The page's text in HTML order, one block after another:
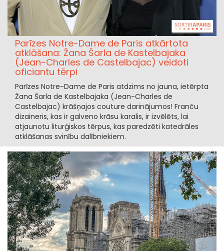
Parīzes Notre-Dame de Paris atkārtota
atklāšana: Žana Šarla de Kastelbajaka
(Jean-Charles de Castelbajac) veidoti
oficiantu tērpi
Parīzes Notre-Dame de Paris atdzims no jauna, ietērpta
Žana Šarla de Kastelbajaka (Jean-Charles de
Castelbajac) krāšņajos couture darinājumos! Franču
dizaineris, kas ir galveno krāsu karalis, ir izvēlēts, lai
atjaunotu liturģiskos tērpus, kas paredzēti katedrāles
atklāšanas svinību dalībniekiem.